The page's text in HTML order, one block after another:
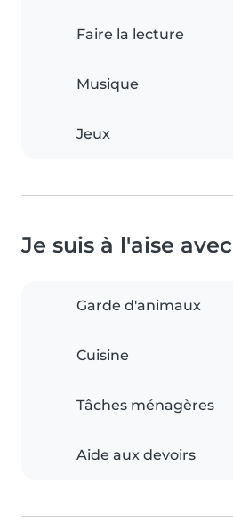
Faire la lecture
Musique
Jeux
Je suis à l'aise avec
Garde d'animaux
Cuisine
Tâches ménagères
Aide aux devoirs